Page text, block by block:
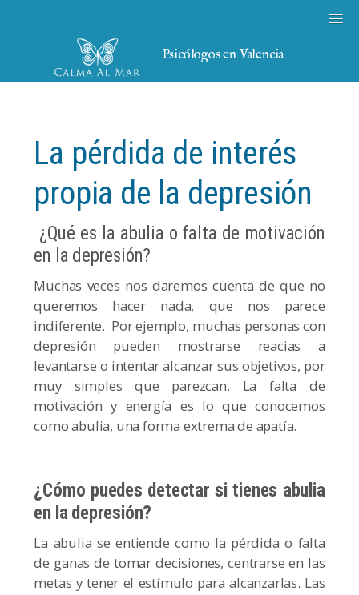
Psicólogos en Valencia
La pérdida de interés
propia de la depresión
¿Qué es la abulia o falta de motivación
en la depresión?
Muchas veces nos daremos cuenta de que no
queremos hacer nada, que nos parece
indiferente. Por ejemplo, muchas personas con
depresión pueden mostrarse reacias a
levantarse o intentar alcanzar sus objetivos, por
muy simples que parezcan. La falta de
motivación y energía es lo que conocemos
como abulia, una forma extrema de apatía.
¿Cómo puedes detectar si tienes abulia
en la depresión?
La abulia se entiende como la pérdida o falta
de ganas de tomar decisiones, centrarse en las
metas y tener el estímulo para alcanzarlas. Las